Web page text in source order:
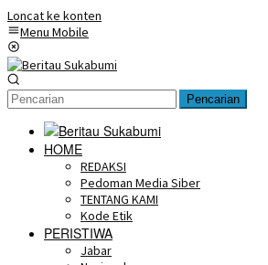
Loncat ke konten
Menu Mobile
Pencarian
HOME
REDAKSI
Pedoman Media Siber
TENTANG KAMI
Kode Etik
PERISTIWA
Jabar